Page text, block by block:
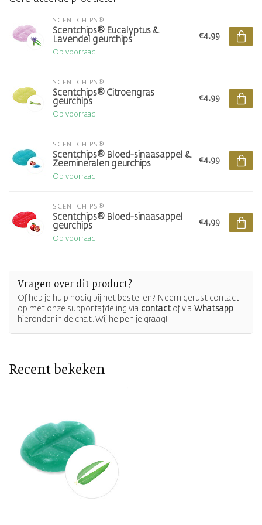
SCENTCHIPS®
Scentchips® Eucalyptus &
Lavendel geurchips
Op voorraad
€4,99
SCENTCHIPS®
Scentchips® Citroengras
geurchips
Op voorraad
€4,99
SCENTCHIPS®
Scentchips® Bloed-sinaasappel &
Zeemineralen geurchips
Op voorraad
€4,99
SCENTCHIPS®
Scentchips® Bloed-sinaasappel
geurchips
Op voorraad
€4,99
Vragen over dit product?
Of heb je hulp nodig bij het bestellen? Neem gerust contact
op met onze supportafdeling via contactof via Whatsapp
hieronder in de chat. Wij helpen je graag!
Recent bekeken